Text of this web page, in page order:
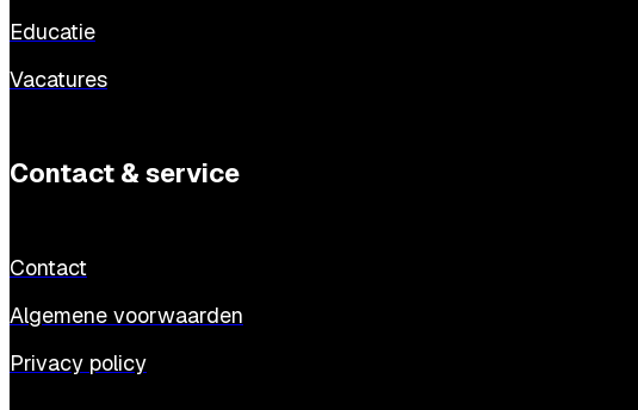
Educatie
Vacatures
Contact & service
Contact
Algemene voorwaarden
Privacy policy